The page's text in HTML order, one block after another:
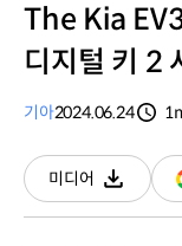
The Kia
디지털 키 2
기아2024.06.24
미디어
다운로드